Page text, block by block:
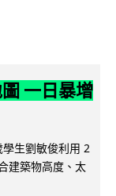
一日暴增
學生劉敏俊利用 2
建築物高度、太